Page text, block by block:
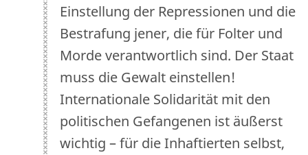
Einstellung der Repressionen und die
Bestrafung jener, die für Folter und
Morde verantwortlich sind. Der Staat
muss die Gewalt einstellen!
Internationale Solidarität mit den
politischen Gefangenen ist äußerst
wichtig – für die Inhaftierten selbst,